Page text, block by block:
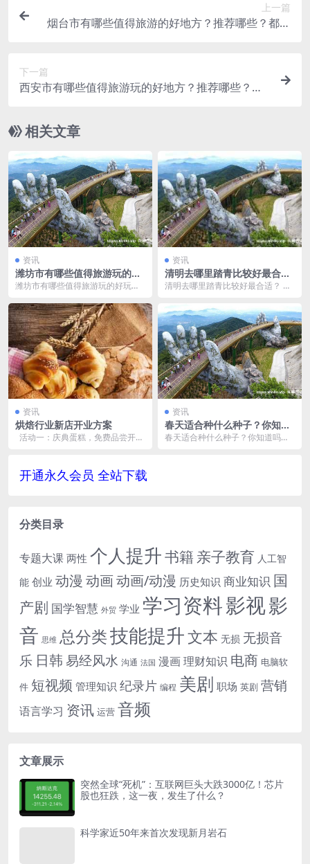
上一篇
烟台市有哪些值得旅游的好地方？推荐哪些？都是
下一篇
西安市有哪些值得旅游玩的好地方？推荐哪些？都
相关文章
资讯
潍坊市有哪些值得旅游玩的好
玩地方？推荐哪些？都是什么
潍坊市有哪些值得旅游玩的好玩地
略 潍坊是中国山东...
资讯
清明去哪里踏青比较好最合
适？
清明去哪里踏青比较好最合适？ 清
为这个时候春天已经...
资讯
烘焙行业新店开业方案
​ 活动一：庆典蛋糕，免费品尝开业
资讯
春天适合种什么种子？你知道
吗？
春天适合种什么种子？你知道吗？
开通永久会员 全站下载
分类目录
专题大课 两性 个人提升书籍 亲子教育 人工智
能 创业 动漫 动画动画/动漫 历史知识商业知识 国
产剧 国学智慧 外贸 学业 学习资料影视影
音 思维 总分类技能提升文本 无损 无损音
乐 日韩易经风水 沟通 法国 漫画理财知识 电商 电脑软
件 短视频 管理知识 纪录片 编程 美剧 职场 英剧 营销
语言学习 资讯 运营 音频
文章展示
突然全球“死机”：互联网巨头大跌3000亿！芯片
股也狂跌，这一夜，发生了什么？
科学家近50年来首次发现新月岩石